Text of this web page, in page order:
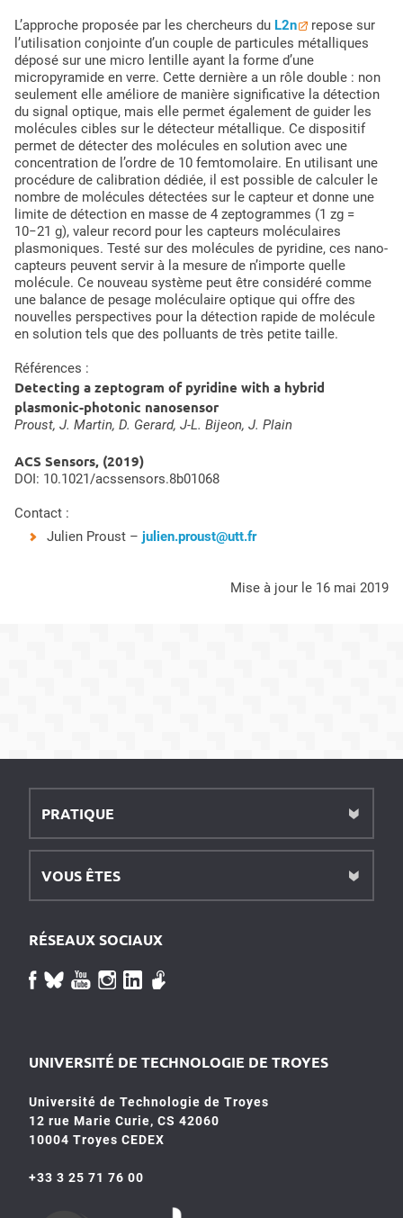
L’approche proposée par les chercheurs du L2n
repose sur
l’utilisation conjointe d’un couple de particules métalliques
déposé sur une micro lentille ayant la forme d’une
micropyramide en verre. Cette dernière a un rôle double : non
seulement elle améliore de manière significative la détection
du signal optique, mais elle permet également de guider les
molécules cibles sur le détecteur métallique. Ce dispositif
permet de détecter des molécules en solution avec une
concentration de l’ordre de 10 femtomolaire. En utilisant une
procédure de calibration dédiée, il est possible de calculer le
nombre de molécules détectées sur le capteur et donne une
limite de détection en masse de 4 zeptogrammes (1 zg =
10−21 g), valeur record pour les capteurs moléculaires
plasmoniques. Testé sur des molécules de pyridine, ces nano-
capteurs peuvent servir à la mesure de n’importe quelle
molécule. Ce nouveau système peut être considéré comme
une balance de pesage moléculaire optique qui offre des
nouvelles perspectives pour la détection rapide de molécule
en solution tels que des polluants de très petite taille.
Références :
Detecting a zeptogram of pyridine with a hybrid
plasmonic-photonic nanosensor
Proust, J. Martin, D. Gerard, J-L. Bijeon, J. Plain
ACS Sensors, (2019)
DOI: 10.1021/acssensors.8b01068
Contact :
Julien Proust – julien.proust@utt.fr
mise à jour le 16 mai 2019
PRATIQUE
VOUS ÊTES
RÉSEAUX SOCIAUX
UNIVERSITÉ DE TECHNOLOGIE DE TROYES
Université de Technologie de Troyes
12 rue Marie Curie, CS 42060
10004 Troyes CEDEX
+33 3 25 71 76 00